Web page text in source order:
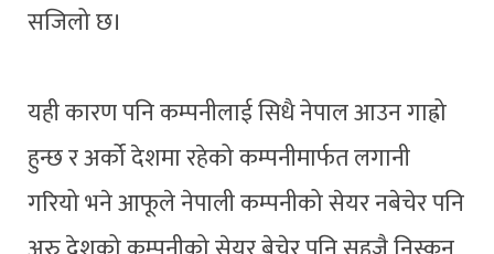
सजिलो छ।
यही कारण पनि कम्पनीलाई सिधै नेपाल आउन गाह्रो
हुन्छ र अर्को देशमा रहेको कम्पनीमार्फत लगानी
गरियो भने आफूले नेपाली कम्पनीको सेयर नबेचेर पनि